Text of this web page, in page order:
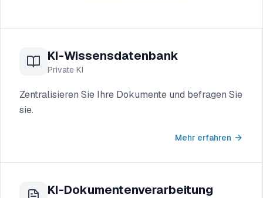
KI-Wissensdatenbank
Private KI
Zentralisieren Sie Ihre Dokumente und befragen Sie
sie.
Mehr erfahren
KI-Dokumentenverarbeitung